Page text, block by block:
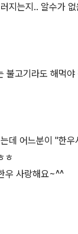
지는지.. 알수가
불고기라도 해먹
데 어느분이 "한
ㅎ
우 사랑해요~^^